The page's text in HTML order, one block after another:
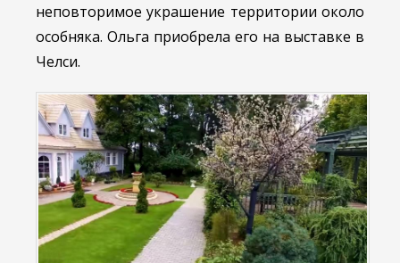
неповторимое украшение территории около
особняка. Ольга приобрела его на выставке в
Челси.